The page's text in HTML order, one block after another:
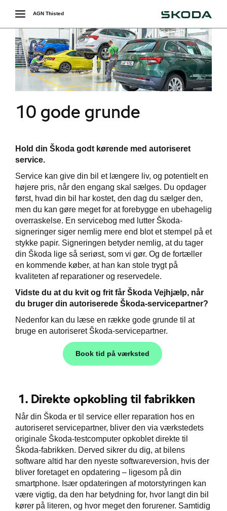
mindre slid
Toggle
navigation
AGN Thisted
10 gode grunde
Hold din Škoda godt kørende med autoriseret
service.
Service kan give din bil et længere liv, og potentielt en
højere pris, når den engang skal sælges. Du opdager
først, hvad din bil har kostet, den dag du sælger den,
men du kan gøre meget for at forebygge en ubehagelig
overraskelse. En servicebog med lutter Škoda-
signeringer siger nemlig mere end blot et stempel på et
stykke papir. Signeringen betyder nemlig, at du tager
din Škoda lige så seriøst, som vi gør. Og de fortæller
en kommende køber, at han kan stole trygt på
kvaliteten af reparationer og reservedele.
Vidste du at du kvit og frit får Škoda Vejhjælp, når
du bruger din autoriserede Škoda-servicepartner?
Nedenfor kan du læse en række gode grunde til at
bruge en autoriseret Škoda-servicepartner.
Book tid på værksted
1. Direkte opkobling til fabrikken
Når din Škoda er til service eller reparation hos en
autoriseret servicepartner, bliver den via værkstedets
originale Škoda-testcomputer opkoblet direkte til
Škoda-fabrikken. Derved sikrer du dig, at bilens
software altid har den nyeste softwareversion, hvis der
bliver foretaget en opdatering – ligesom på din
smartphone. Især opdateringen af motorstyringen kan
være vigtig, da den har betydning for, hvor langt din bil
kører på literen, og hvor meget den forurener. Samtidig